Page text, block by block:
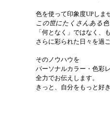
色を使って印象度UPしま
この世にたくさんある色
「何となく」ではなく、
さらに彩られた日々を過
そのノウハウを
パーソナルカラー・色彩
全力でお伝えします。
きっと、自分をもっと好